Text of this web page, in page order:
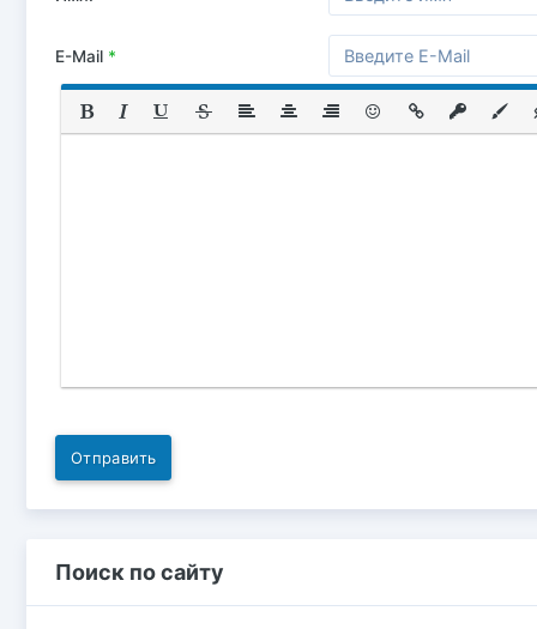
E-Mail *
Отправить
Поиск по сайту